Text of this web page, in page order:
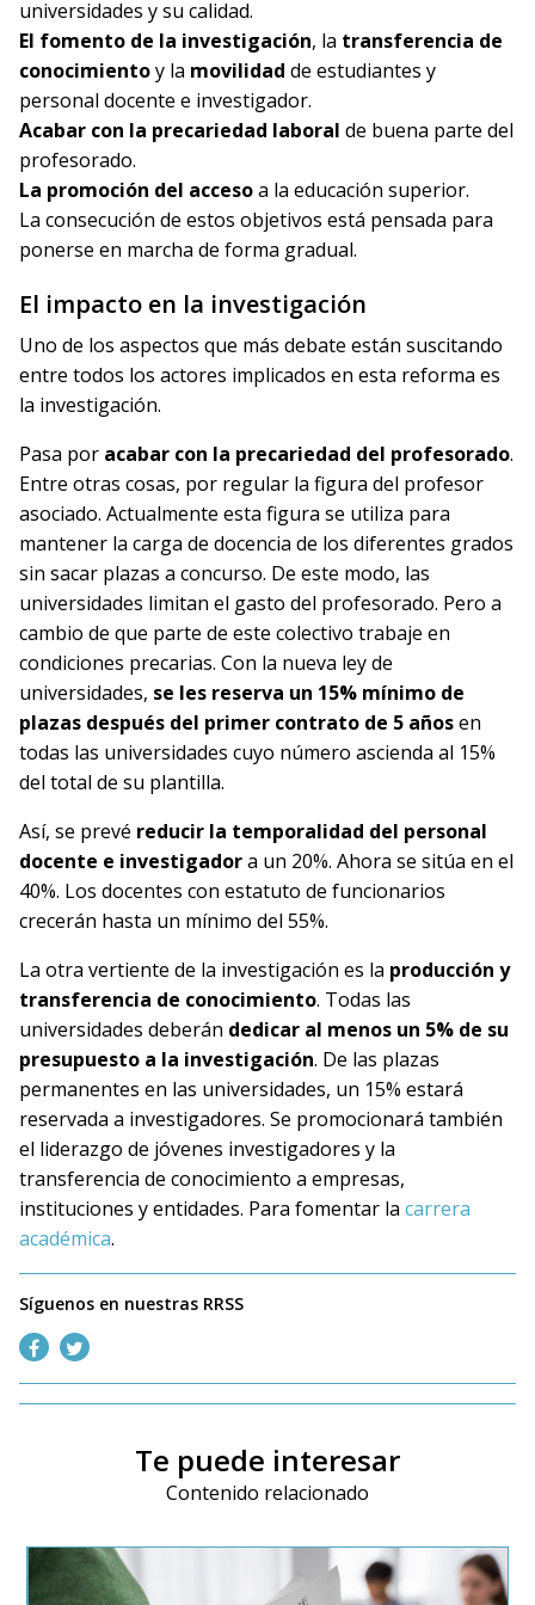
universidades y su calidad.
El fomento de la investigación, la transferencia de
conocimientoy la movilidad de estudiantes y
personal docente e investigador.
Acabar con la precariedad laboral de buena parte del
profesorado.
La promoción del accesoa la educación superior.
La consecución de estos objetivos está pensada para
ponerse en marcha de forma gradual.
El impacto en la investigación
Uno de los aspectos que más debate están suscitando
entre todos los actores implicados en esta reforma es
la investigación.
Pasa por acabar con la precariedad del profesorado.
Entre otras cosas, por regular la figura del profesor
asociado. Actualmente esta figura se utiliza para
mantener la carga de docencia de los diferentes grados
sin sacar plazas a concurso. De este modo, las
universidades limitan el gasto del profesorado. Pero a
cambio de que parte de este colectivo trabaje en
condiciones precarias. Con la nueva ley de
universidades, se les reserva un 15% mínimo de
plazas después del primer contrato de 5 añosen
todas las universidades cuyo número ascienda al 15%
del total de su plantilla.
Así, se prevé reducir la temporalidad del personal
docente e investigadora un 20%. Ahora se sitúa en el
40%. Los docentes con estatuto de funcionarios
crecerán hasta un mínimo del 55%.
La otra vertiente de la investigación es la producción y
transferencia de conocimiento. Todas las
universidades deberán dedicar al menos un 5% de su
presupuesto a la investigación. De las plazas
permanentes en las universidades, un 15% estará
reservada a investigadores. Se promocionará también
el liderazgo de jóvenes investigadores y la
transferencia de conocimiento a empresas,
instituciones y entidades. Para fomentar la carrera
académica.
Síguenos en nuestras RRSS
Te puede interesar
Contenido relacionado